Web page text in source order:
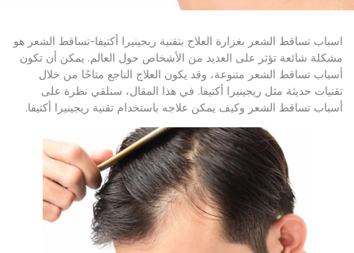
اسباب تساقط الشعر بغزارة العلاج بتقنية ريجينيرا أكتيفا-تساقط الشعر هو
مشكلة شائعة تؤثر على العديد من الأشخاص حول العالم. يمكن أن تكون
أسباب تساقط الشعر متنوعة، وقد يكون العلاج الناجع متاحًا من خلال
تقنيات حديثة مثل ريجينيرا أكتيفا. في هذا المقال، سنلقي نظرة على
أسباب تساقط الشعر وكيف يمكن علاجه باستخدام تقنية ريجينيرا أكتيفا.